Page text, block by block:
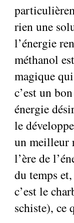
rien une
l’énergie
méthanol
magique
c’est un
énergie
le
un meilleur
l’ère de
du temps
c’est le
schiste), ce